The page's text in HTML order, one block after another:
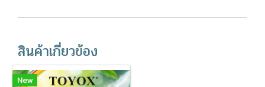
สินค้าเกี่ยวข้อง
New